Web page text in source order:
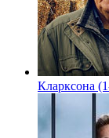
Кларксона